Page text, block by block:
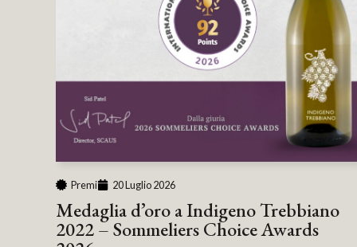
Premi 20 Luglio 2026
Medaglia d’oro a Indigeno Trebbiano
2022 – Sommeliers Choice Awards